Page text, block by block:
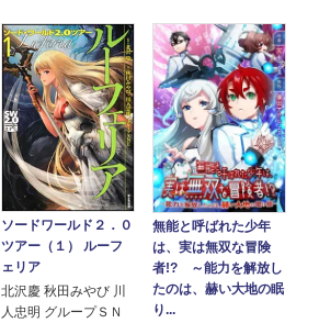
ソードワールド２．０
ツアー（１） ルーフ
ェリア
北沢慶 秋田みやび 川
人忠明 グループＳＮ
無能と呼ばれた少年
は、実は無双な冒険
者!? ～能力を解放し
たのは、赫い大地の眠
り...